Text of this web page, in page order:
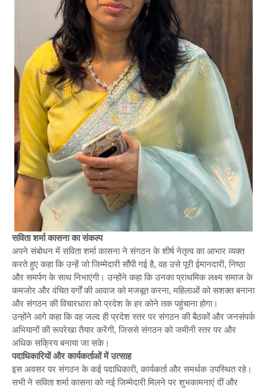
सविता शर्मा कासना का संकल्प
अपने संबोधन में सविता शर्मा कासना ने संगठन के शीर्ष नेतृत्व का आभार व्यक्त
करते हुए कहा कि उन्हें जो जिम्मेदारी सौंपी गई है, वह उसे पूरी ईमानदारी, निष्ठा
और समर्पण के साथ निभाएंगी। उन्होंने कहा कि उनका प्राथमिक लक्ष्य समाज के
कमजोर और वंचित वर्गों की आवाज को मजबूत करना, महिलाओं को सशक्त बनाना
और संगठन की विचारधारा को प्रदेश के हर कोने तक पहुंचाना होगा।
उन्होंने आगे कहा कि वह जल्द ही प्रदेश स्तर पर संगठन की बैठकों और जनसंपर्क
अभियानों की रूपरेखा तैयार करेंगी, जिससे संगठन को जमीनी स्तर पर और
अधिक सक्रिय बनाया जा सके।
पदाधिकारियों और कार्यकर्ताओं में उत्साह
इस अवसर पर संगठन के कई पदाधिकारी, कार्यकर्ता और समर्थक उपस्थित रहे।
सभी ने सविता शर्मा कासना को नई जिम्मेदारी मिलने पर शुभकामनाएं दीं और